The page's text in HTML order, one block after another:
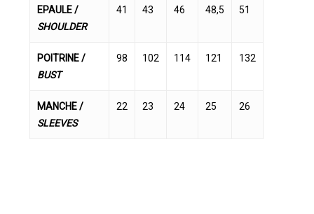
EPAULE /
SHOULDER
41 43 46 48,5 51
POITRINE /
BUST
98 102 114 121 132
MANCHE /
SLEEVES
22 23 24 25 26